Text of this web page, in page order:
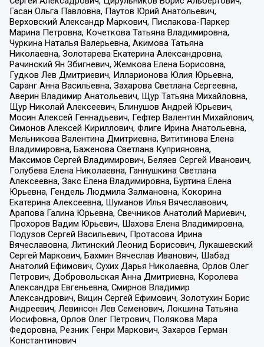
Гасан Ольга Павловна, Паутов Юрий Анатольевич,
Верховский Александр Маркович, Пислакова-Паркер
Марина Петровна, Кочеткова Татьяна Владимировна,
Чуркина Наталья Валерьевна, Акимова Татьяна
Николаевна, Золотарева Екатерина Александровна,
Рачинский Ян Збигневич, Жемкова Елена Борисовна,
Гудков Лев Дмитриевич, Илларионова Юлия Юрьевна,
Саранг Анна Васильевна, Захарова Светлана Сергеевна,
Аверин Владимир Анатольевич, Щур Татьяна Михайловна,
Щур Николай Алексеевич, Блинушов Андрей Юрьевич,
Мосин Алексей Геннадьевич, Гефтер Валентин Михайлович,
Симонов Алексей Кириллович, Флиге Ирина Анатольевна,
Мельникова Валентина Дмитриевна, Вититинова Елена
Владимировна, Баженова Светлана Куприяновна,
Максимов Сергей Владимирович, Беляев Сергей Иванович,
Голубева Елена Николаевна, Ганнушкина Светлана
Алексеевна, Закс Елена Владимировна, Буртина Елена
Юрьевна, Гендель Людмила Залмановна, Кокорина
Екатерина Алексеевна, Шуманов Илья Вячеславович,
Арапова Галина Юрьевна, Свечников Анатолий Мариевич,
Прохоров Вадим Юрьевич, Шахова Елена Владимировна,
Подузов Сергей Васильевич, Протасова Ирина
Вячеславовна, Литинский Леонид Борисович, Лукашевский
Сергей Маркович, Бахмин Вячеслав Иванович, Шабад
Анатолий Ефимович, Сухих Дарья Николаевна, Орлов Олег
Петрович, Добровольская Анна Дмитриевна, Королева
Александра Евгеньевна, Смирнов Владимир
Александрович, Вицин Сергей Ефимович, Золотухин Борис
Андреевич, Левинсон Лев Семенович, Локшина Татьяна
Иосифовна, Орлов Олег Петрович, Полякова Мара
Федоровна, Резник Генри Маркович, Захаров Герман
Константинович